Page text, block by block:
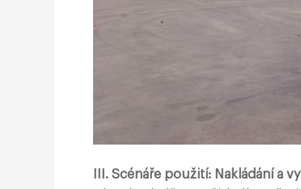
III. Scénáře použití: Nakládání a